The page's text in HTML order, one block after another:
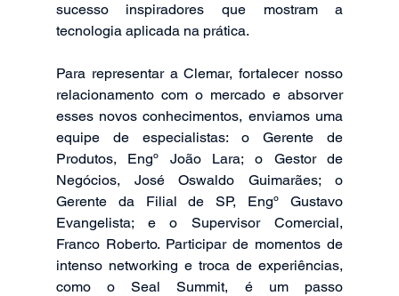
sucesso inspiradores que mostram a
tecnologia aplicada na prática.
Para representar a Clemar, fortalecer nosso
relacionamento com o mercado e absorver
esses novos conhecimentos, enviamos uma
equipe de especialistas: o Gerente de
Produtos, Engº João Lara; o Gestor de
Negócios, José Oswaldo Guimarães; o
Gerente da Filial de SP, Engº Gustavo
Evangelista; e o Supervisor Comercial,
Franco Roberto. Participar de momentos de
intenso networking e troca de experiências,
como o Seal Summit, é um passo